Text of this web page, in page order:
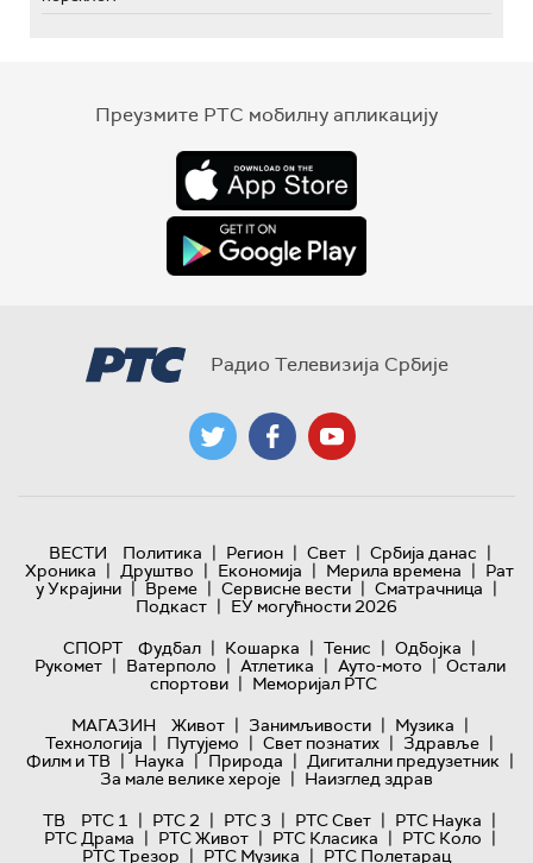
Преузмите РТС мобилну апликацију
Радио Телевизија Србије
ВЕСТИ Политика | Регион | Свет | Србија данас |
Хроника | Друштво | Економија | Мерила времена | Рат
у Украјини | Време | Сервисне вести | Сматрачница |
Подкаст | ЕУ могућности 2026
СПОРТ
Фудбал | Кошарка | Тенис | Одбојка |
Рукомет | Ватерполо | Атлетика | Ауто-мото | Остали
спортови | Меморијал РТС
МАГАЗИН
Живот | Занимљивости | Музика |
Технологијa | Путујемо | Свет познатих | Здравље |
Филм и ТВ | Наука | Природа | Дигитални предузетник |
За мале велике хероје | Наизглед здрав
ТВ
РТС 1 | РТС 2 | РТС 3 | РТС Свет | РТС Наука |
РТС Драма | РТС Живот | РТС Класика | РТС Коло |
РТС Трезор | РТС Музика | РТС Полетарац